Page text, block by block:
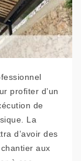
profiter d’un
de
La
d’avoir des
aux